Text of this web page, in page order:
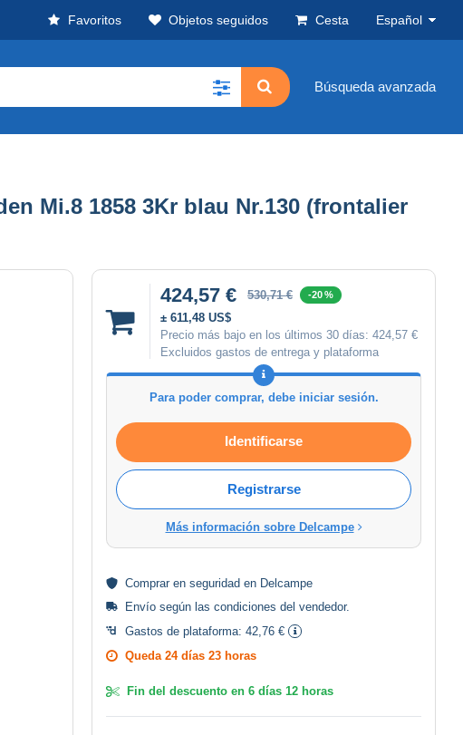
Favoritos Objetos seguidos Cesta Español
Búsqueda avanzada
Mi.8 1858 3Kr blau Nr.130 (frontalier
424,57 € 530,71 € -20 %
± 611,48 US$
Precio más bajo en los últimos 30 días: 424,57 €
Excluidos gastos de entrega y plataforma
Para poder comprar, debe iniciar sesión.
Identificarse
Registrarse
Más información sobre Delcampe
Comprar en seguridad en Delcampe
Envío según las condiciones del vendedor.
Gastos de plataforma: 42,76 €
Queda 24 días 23 horas
Fin del descuento en 6 días 12 horas